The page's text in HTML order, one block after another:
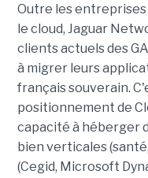
Outre les entreprises
le cloud, Jaguar
clients actuels des
à migrer leurs
français souverain.
positionnement de
capacité à héberger
bien verticales
(Cegid, Microsoft